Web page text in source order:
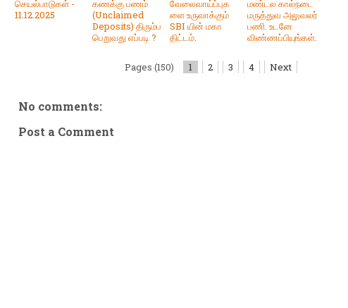
செயல்பாடுகள் -
11.12.2025
கணக்கு பணம்
(Unclaimed
Deposits) திரும்ப
பெறுவது எப்படி ?
வேலைவாய்ப்புக
ளை உருவாக்கும்
SBI யின் மகா
திட்டம்.
மண்டல கால்நடை
மருத்துவ அலுவலர்
பணி. உடனே
விண்ணப்பியுங்கள்.
Pages (150) 1 2 3 4 Next
No comments:
Post a Comment